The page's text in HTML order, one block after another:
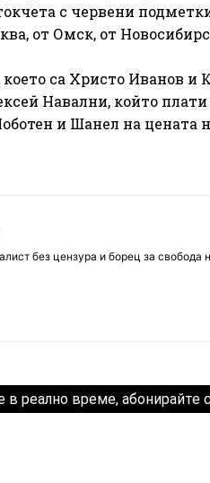
с червени
от Омск, от
са Христо Иванов
Навални, който
и Шанел на цената
без цензура и борец за свобода
реално време, абонирайте